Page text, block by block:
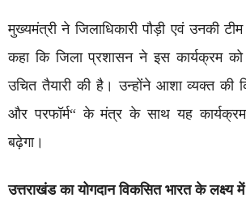
मुख्यमंत्री ने जिलाधिकारी पौड़ी एवं उनकी
कहा कि जिला प्रशासन ने इस कार्यक्रम
उचित तैयारी की है। उन्होंने आशा व्यक्त की कि
और परफॉर्म“ के मंत्र के साथ यह
बढ़ेगा।
उत्तराखंड का योगदान विकसित भारत के लक्ष्य में